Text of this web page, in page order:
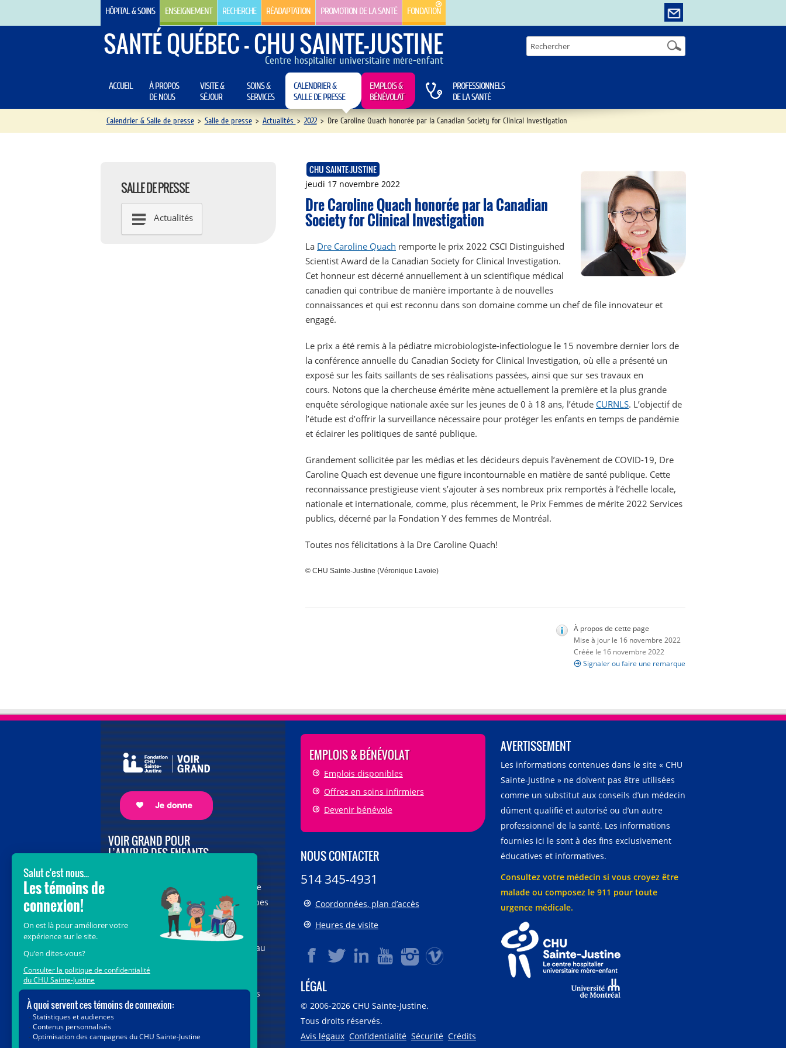
HÔPITAL & SOINS ENSEIGNEMENT RECHERCHE RÉADAPTATION PROMOTION DE LA SANTÉ FONDATION
SANTÉ QUÉBEC - CHU SAINTE-JUSTINE
Centre hospitalier universitaire mère-enfant
ACCUEIL
À PROPOS
DE NOUS
VISITE &
SÉJOUR
SOINS &
SERVICES
CALENDRIER &
SALLE DE PRESSE
EMPLOIS &
BÉNÉVOLAT
PROFESSIONNELS
DE LA SANTÉ
Calendrier & Salle de presse > Salle de presse > Actualités > 2022 > Dre Caroline Quach honorée par la Canadian Society for Clinical Investigation
SALLE DE PRESSE
Actualités
CHU SAINTE-JUSTINE
jeudi 17 novembre 2022
Dre Caroline Quach honorée par la Canadian
Society for Clinical Investigation
La Dre Caroline Quach remporte le prix 2022 CSCI Distinguished
Scientist Award de la Canadian Society for Clinical Investigation.
Cet honneur est décerné annuellement à un scientifique médical
canadien qui contribue de manière importante à de nouvelles
connaissances et qui est reconnu dans son domaine comme un chef de file innovateur et
engagé.
Le prix a été remis à la pédiatre microbiologiste-infectiologue le 15 novembre dernier lors de
la conférence annuelle du Canadian Society for Clinical Investigation, où elle a présenté un
exposé sur les faits saillants de ses réalisations passées, ainsi que sur ses travaux en
cours. Notons que la chercheuse émérite mène actuellement la première et la plus grande
enquête sérologique nationale axée sur les jeunes de 0 à 18 ans, l’étude CURNLS. L’objectif de
l’étude est d’offrir la surveillance nécessaire pour protéger les enfants en temps de pandémie
et éclairer les politiques de santé publique.
Grandement sollicitée par les médias et les décideurs depuis l’avènement de COVID-19, Dre
Caroline Quach est devenue une figure incontournable en matière de santé publique. Cette
reconnaissance prestigieuse vient s’ajouter à ses nombreux prix remportés à l’échelle locale,
nationale et internationale, comme, plus récemment, le Prix Femmes de mérite 2022 Services
publics, décerné par la Fondation Y des femmes de Montréal.
Toutes nos félicitations à la Dre Caroline Quach!
© CHU Sainte-Justine (Véronique Lavoie)
À propos de cette page
Mise à jour le 16 novembre 2022
Créée le 16 novembre 2022
Signaler ou faire une remarque
VOIR GRAND POUR
L’AMOUR DES ENFANTS
vous au cœur de la campagne majeure
Voir Grand, nous conduisons les équipes
soignantes vers les opportunités de la
science et des nouvelles technologies
pour que chaque enfant, où qu’il soit au
Justine. Ensemble, unissons nos forces
pour leur avenir.
Merci de voir grand avec nous.
EMPLOIS & BÉNÉVOLAT
Emplois disponibles
Offres en soins infirmiers
Devenir bénévole
NOUS CONTACTER
514 345-4931
Coordonnées, plan d’accès
Heures de visite
LÉGAL
© 2006-2026CHU Sainte-Justine.
Tous droits réservés.
Avis légaux Confidentialité Sécurité Crédits
AVERTISSEMENT
Les informations contenues dans le site « CHU
Sainte-Justine » ne doivent pas être utilisées
comme un substitut aux conseils d’un médecin
dûment qualifié et autorisé ou d’un autre
professionnel de la santé. Les informations
fournies ici le sont à des fins exclusivement
éducatives et informatives.
Consultez votre médecin si vous croyez être
malade ou composez le 911 pour toute
urgence médicale.